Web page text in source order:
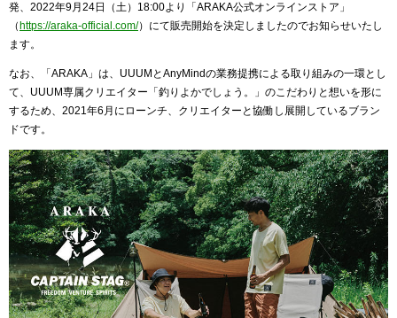
発、2022年9月24日（土）18:00より「ARAKA公式オンラインストア」
（ https://araka-official.com/）にて販売開始を決定しましたのでお知らせいたし
ます。
なお、「ARAKA」は、UUUMとAnyMindの業務提携による取り組みの一環とし
て、UUUM専属クリエイター「釣りよかでしょう。」のこだわりと想いを形に
するため、2021年6月にローンチ、クリエイターと協働し展開しているブラン
ドです。